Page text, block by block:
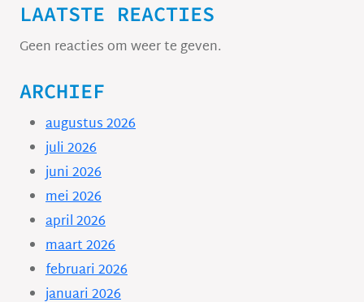
LAATSTE REACTIES
Geen reacties om weer te geven.
ARCHIEF
augustus 2026
juli 2026
juni 2026
mei 2026
april 2026
maart 2026
februari 2026
januari 2026